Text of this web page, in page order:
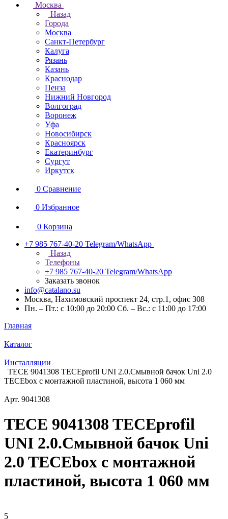
Москва
Назад
Города
Москва
Санкт-Петербург
Калуга
Рязань
Казань
Краснодар
Пенза
Нижний Новгород
Волгоград
Воронеж
Уфа
Новосибирск
Красноярск
Екатеринбург
Сургут
Иркутск
0 Сравнение
0 Избранное
0 Корзина
+7 985 767-40-20 Telegram/WhatsApp
Назад
Телефоны
+7 985 767-40-20 Telegram/WhatsApp
Заказать звонок
info@catalano.su
Москва, Нахимовский проспект 24, стр.1, офис 308
Пн. – Пт.: с 10:00 до 20:00 Сб. – Вс.: с 11:00 до 17:00
Главная
Каталог
Инсталляции
TECE 9041308 TECEprofil UNI 2.0.Cмывной бачок Uni 2.0
TECEbox с монтажной пластиной, высота 1 060 мм
Арт. 9041308
TECE 9041308 TECEprofil
UNI 2.0.Cмывной бачок Uni
2.0 TECEbox с монтажной
пластиной, высота 1 060 мм
5